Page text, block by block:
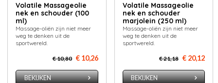
Volatile Massageolie
nek en schouder (100
ml)
Massage-oliën zijn niet meer
weg te denken uit de
sportwereld.
€ 10,80 € 10,26
BEKIJKEN
Volatile Massageolie
nek en schouder
marjolein (250 ml)
Massage-oliën zijn niet meer
weg te denken uit de
sportwereld.
€ 21,18 € 20,12
BEKIJKEN